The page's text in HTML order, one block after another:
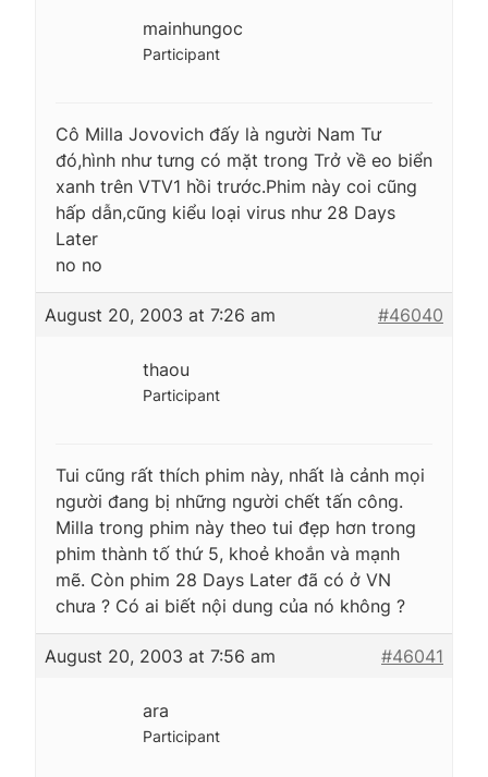
mainhungoc
Participant
Cô Milla Jovovich đấy là người Nam Tư
đó,hình như tưng có mặt trong Trở về eo biển
xanh trên VTV1 hồi trước.Phim này coi cũng
hấp dẫn,cũng kiểu loại virus như 28 Days
Later
no no
August 20, 2003 at 7:26 am #46040
thaou
Participant
Tui cũng rất thích phim này, nhất là cảnh mọi
người đang bị những người chết tấn công.
Milla trong phim này theo tui đẹp hơn trong
phim thành tố thứ 5, khoẻ khoắn và mạnh
mẽ. Còn phim 28 Days Later đã có ở VN
chưa ? Có ai biết nội dung của nó không ?
August 20, 2003 at 7:56 am #46041
ara
Participant